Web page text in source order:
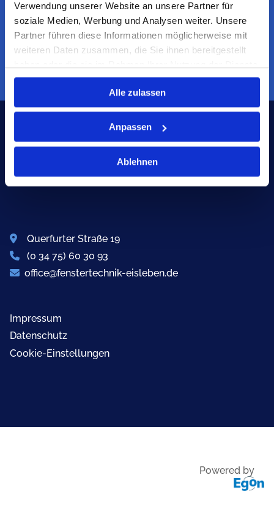
Verwendung unserer Website an unsere Partner für
soziale Medien, Werbung und Analysen weiter. Unsere
Partner führen diese Informationen möglicherweise mit
weiteren Daten zusammen, die Sie ihnen bereitgestellt
gesammelt haben.
Alle zulassen
Anpassen
Ablehnen
Speziallösungen und individuelle
Maßanfertigung aus eigener
Produktion in allen RAL- Farben.
 Querfurter Straße 19
 (0 34 75) 60 30 93
 office@fenstertechnik-eisleben.de
Impressum
Datenschutz
Cookie-Einstellungen
Powered by